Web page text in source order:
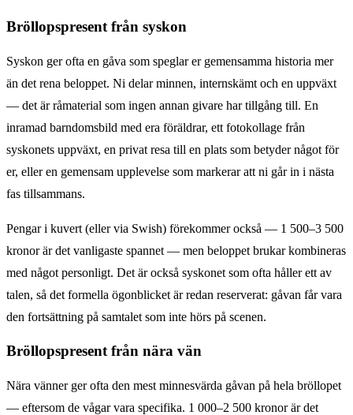
Bröllopspresent från syskon
Syskon ger ofta en gåva som speglar er gemensamma historia mer
än det rena beloppet. Ni delar minnen, internskämt och en uppväxt
— det är råmaterial som ingen annan givare har tillgång till. En
inramad barndomsbild med era föräldrar, ett fotokollage från
syskonets uppväxt, en privat resa till en plats som betyder något för
er, eller en gemensam upplevelse som markerar att ni går in i nästa
fas tillsammans.
Pengar i kuvert (eller via Swish) förekommer också — 1 500–3 500
kronor är det vanligaste spannet — men beloppet brukar kombineras
med något personligt. Det är också syskonet som ofta håller ett av
talen, så det formella ögonblicket är redan reserverat: gåvan får vara
den fortsättning på samtalet som inte hörs på scenen.
Bröllopspresent från nära vän
Nära vänner ger ofta den mest minnesvärda gåvan på hela bröllopet
— eftersom de vågar vara specifika. 1 000–2 500 kronor är det